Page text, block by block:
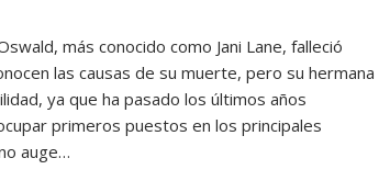
más conocido como Jani Lane, falleció
las causas de su muerte, pero su hermana
ya que ha pasado los últimos años
primeros puestos en los principales
auge…